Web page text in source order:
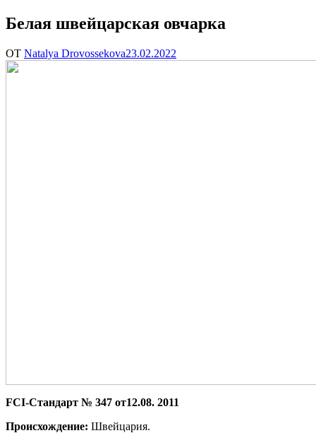
Белая швейцарская овчарка
ОТ Natalya Drovossekova23.02.2022
FCI-Стандарт № 347 от12.08. 2011
Происхождение: Швейцария.